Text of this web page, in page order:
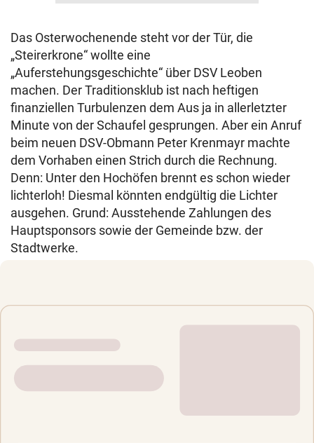
Das Osterwochenende steht vor der Tür, die
„Steirerkrone“ wollte eine
„Auferstehungsgeschichte“ über DSV Leoben
machen. Der Traditionsklub ist nach heftigen
finanziellen Turbulenzen dem Aus ja in allerletzter
Minute von der Schaufel gesprungen. Aber ein Anruf
beim neuen DSV-Obmann Peter Krenmayr machte
dem Vorhaben einen Strich durch die Rechnung.
Denn: Unter den Hochöfen brennt es schon wieder
lichterloh! Diesmal könnten endgültig die Lichter
ausgehen. Grund: Ausstehende Zahlungen des
Hauptsponsors sowie der Gemeinde bzw. der
Stadtwerke.